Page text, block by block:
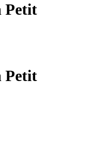
Petit
Petit